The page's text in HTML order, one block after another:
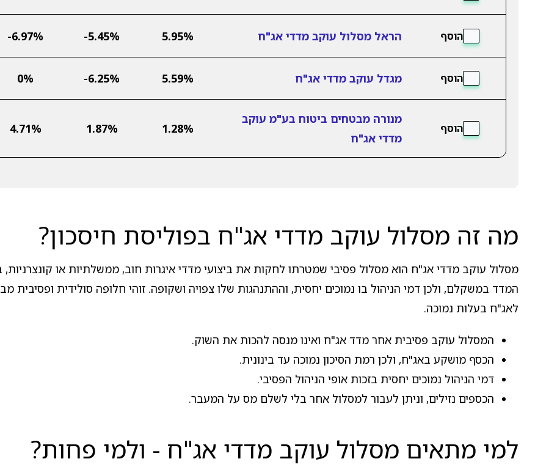
הוסף הראל מסלול עוקב מדדי אג"ח 5.95%
-5.45%
-6.97%
הוסף מגדל עוקב מדדי אג"ח 5.59%
-6.25%
0%
הוסף
מנורה מבטחים ביטוח בע"מ עוקב
מדדי אג"ח
1.28%
1.87%
4.71%
מה זה מסלול עוקב מדדי אג"ח בפוליסת חיסכון?
מסלול עוקב מדדי אג"ח הוא מסלול פסיבי שמטרתו לחקות את ביצועי מדדי איגרות חוב, ממשלתיות או
המדד במשקלם, ולכן דמי הניהול בו נמוכים יחסית, וההתנהגות שלו צפויה ושקופה. זוהי חלופה סולידית ופסיבית
לאג"ח בעלות נמוכה.
המסלול עוקב פסיבית אחר מדד אג"ח ואינו מנסה להכות את השוק.
הכסף מושקע באג"ח, ולכן רמת הסיכון נמוכה עד בינונית.
דמי הניהול נמוכים יחסית בזכות אופי הניהול הפסיבי.
הכספים נזילים, וניתן לעבור למסלול אחר בלי לשלם מס על המעבר.
למי מתאים מסלול עוקב מדדי אג"ח - ולמי פחות?